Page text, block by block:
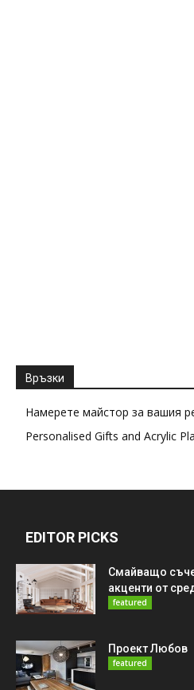
Връзки
Намерете майстор за вашия
Personalised Gifts and Acrylic
EDITOR PICKS
Смайващо
акценти от
featured
Проект Любов
featured